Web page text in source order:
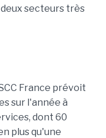
secteurs très
France prévoit
sur l'année à
dont 60
plus qu'une